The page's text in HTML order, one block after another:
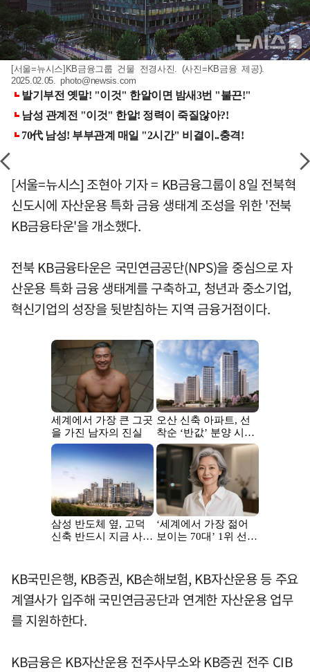
[서울=뉴시스]KB금융그룹 건물 전경사진. (사진=KB금융 제공).
2025.02.05.photo@newsis.com
[서울=뉴시스] 조현아 기자 = KB금융그룹이 8일 전북혁
신도시에 자산운용 특화 금융 생태계 조성을 위한 '전북
KB금융타운'을 개소했다.
전북 KB금융타운은 국민연금공단(NPS)을 중심으로 자
산운용 특화 금융 생태계를 구축하고, 청년과 중소기업,
혁신기업의 성장을 뒷받침하는 지역 금융거점이다.
KB국민은행, KB증권, KB손해보험, KB자산운용 등 주요
계열사가 입주해 국민연금공단과 연계한 자산운용 업무
를 지원하한다.
KB금융은 KB자산운용 전주사무소와 KB증권 전주 CIB